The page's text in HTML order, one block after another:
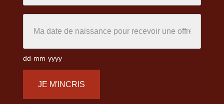
dd-mm-yyyy
JE M'INCRIS